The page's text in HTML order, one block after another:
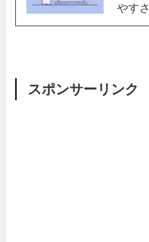
やすさ
スポンサーリンク